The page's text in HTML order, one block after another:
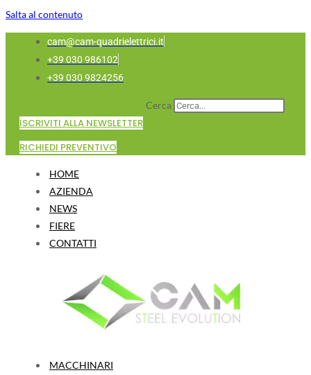
Salta al contenuto
cam@cam-quadrielettrici.it
+39 030 986102
+39 030 9824256
Cerca
ISCRIVITI ALLA NEWSLETTER
RICHIEDI PREVENTIVO
HOME
AZIENDA
NEWS
FIERE
CONTATTI
MACCHINARI